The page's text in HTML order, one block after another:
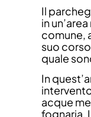
Il
in
comune,
suo
quale
In
acque
fognaria.